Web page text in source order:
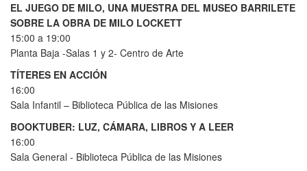
EL JUEGO DE MILO, UNA MUESTRA DEL MUSEO BARRILETE
SOBRE LA OBRA DE MILO LOCKETT
15:00 a 19:00
Planta Baja -Salas 1 y 2- Centro de Arte
TÍTERES EN ACCIÓN
16:00
Sala Infantil – Biblioteca Pública de las Misiones
BOOKTUBER: LUZ, CÁMARA, LIBROS Y A LEER
16:00
Sala General - Biblioteca Pública de las Misiones